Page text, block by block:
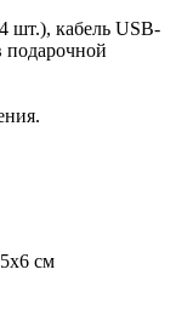
шт.), кабель USB-
подарочной
см